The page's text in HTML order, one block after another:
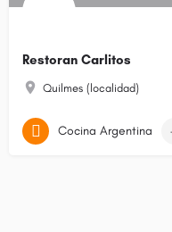
Restoran Carlitos
Quilmes (localidad)
Cocina Argentina